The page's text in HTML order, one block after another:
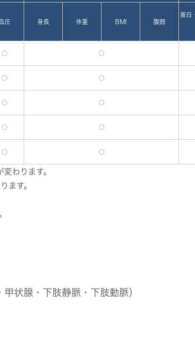
血圧 身長 体重 BMI 腹囲
蛋白
○ ○
○ ○
○ ○
○ ○
○ ○
わります。
ます。
状腺・下肢静脈・下肢動脈）